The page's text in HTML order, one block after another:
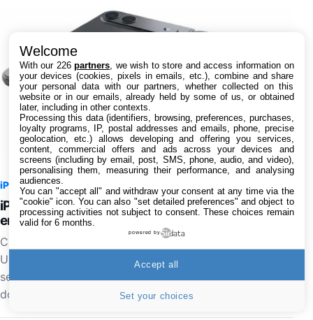
iPhone9 août 2026 à 08:04 8
iPhone Ultra pliable : les deux coloris se dévoilent
en images
C'est le mois prochain qu'Apple présentera l'iPhone
Ultra, son tout premier smartphone pliable, mais quels
seront les coloris disponibles ? Une nouvelle fuite
donne la réponse…
Welcome
With our 226partners , we wish to store and access information on
your devices (cookies, pixels in emails, etc.), combine and share
your personal data with our partners, whether collected on this
website or in our emails, already held by some of us, or obtained
later, including in other contexts.
Processing this data (identifiers, browsing, preferences, purchases,
loyalty programs, IP, postal addresses and emails, phone, precise
geolocation, etc.) allows developing and offering you services,
content, commercial offers and ads across your devices and
screens (including by email, post, SMS, phone, audio, and video),
personalising them, measuring their performance, and analysing
audiences.
You can "accept all" and withdraw your consent at any time via the
"cookie" icon. You can also "set detailed preferences" and object to
processing activities not subject to consent. These choices remain
valid for 6 months.
powered by
Set your choices
Accept all